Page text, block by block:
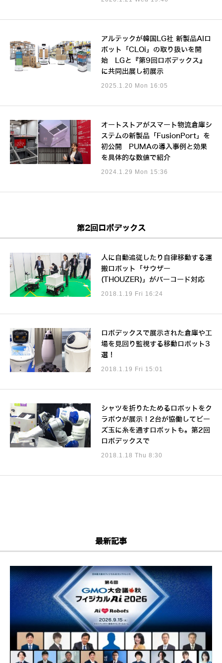
アルテックが韓国LG社 新製品AIロ
ボット「CLOi」の取り扱いを開
始 LGと『第9回ロボデックス』
に共同出展し初展示
2025.1.20 Mon 16:05
オートストアがスマート物流倉庫シ
ステムの新製品「FusionPort」を
初公開 PUMAの導入事例と効果
を具体的な数値で紹介
2024.1.29 Mon 15:36
第2回ロボデックス
人に自動追従したり自律移動する運
搬ロボット「サウザー
(THOUZER)」がバーコード対応
2018.1.19 Fri 16:24
ロボデックスで展示された倉庫や工
場を見回り監視する移動ロボット3
選！
2018.1.19 Fri 15:01
シャツを折りたためるロボットをク
ラボウが展示！2台が協働してビー
ズ玉に糸を通すロボットも。第2回
ロボデックスで
2018.1.18 Thu 8:30
最新記事